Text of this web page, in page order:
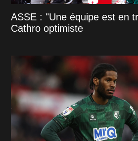
ASSE : "Une équipe est en
Cathro optimiste